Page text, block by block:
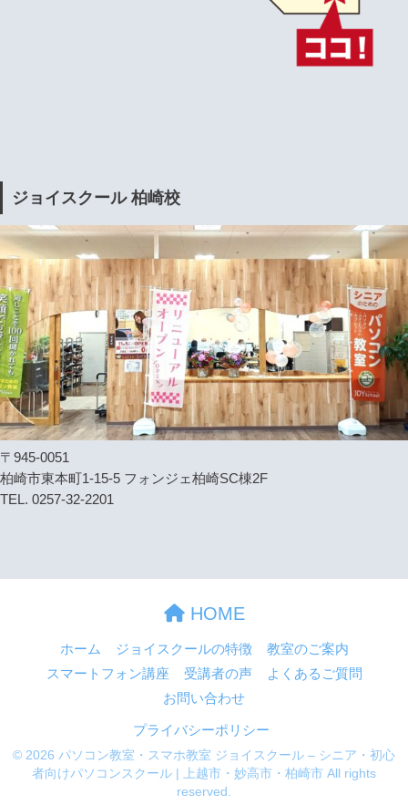
ジョイスクール 柏崎校
〒945-0051
柏崎市東本町1-15-5 フォンジェ柏崎SC棟2F
TEL. 0257-32-2201
HOME
ホーム ジョイスクールの特徴
教室のご案内
スマートフォン講座
受講者の声
よくあるご質問
お問い合わせ
プライバシーポリシー
© 2026 パソコン教室・スマホ教室 ジョイスクール – シニア・初心
者向けパソコンスクール | 上越市・妙高市・柏崎市 All rights
reserved.